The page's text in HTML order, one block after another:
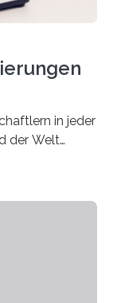
in jeder
der Welt